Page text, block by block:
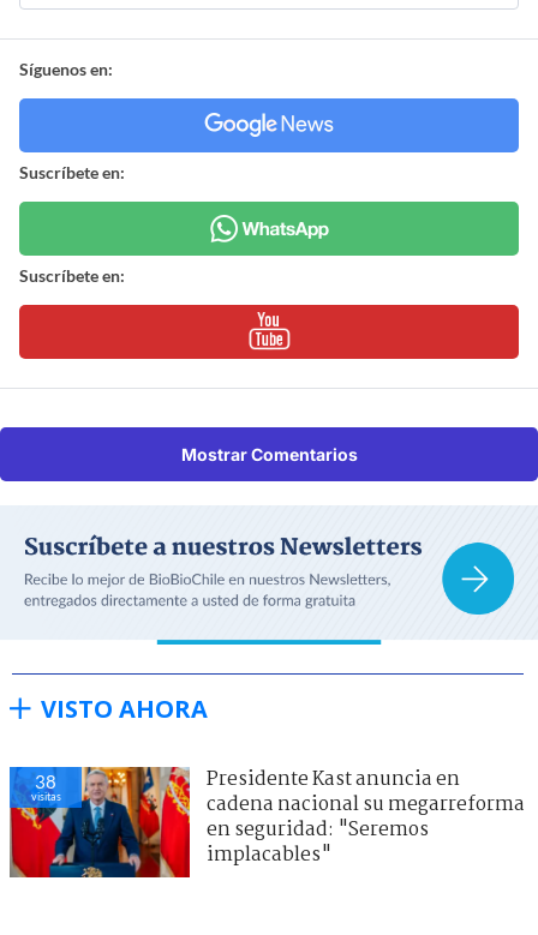
Síguenos en:
Suscríbete en:
Suscríbete en:
Mostrar Comentarios
VISTO AHORA
38
visitas
Presidente Kast anuncia en
cadena nacional su megarreforma
en seguridad: "Seremos
implacables"